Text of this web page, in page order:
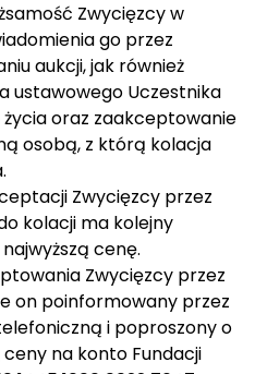
Zwycięzcy w
go przez
aukcji, jak również
ustawowego Uczestnika
życia oraz zaakceptowanie
osobą, z którą kolacja
Zwycięzcy przez
kolacji ma kolejny
cenę.
Zwycięzcy przez
on poinformowany przez
i poproszony o
na konto Fundacji